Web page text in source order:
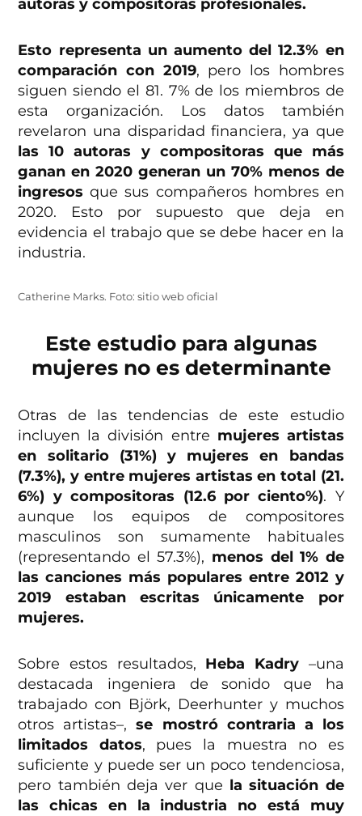
autoras y compositoras profesionales.
Esto representa un aumento del 12.3% en
comparación con 2019, pero los hombres
siguen siendo el 81. 7% de los miembros de
esta organización. Los datos también
revelaron una disparidad financiera, ya que
las 10 autoras y compositoras que más
ganan en 2020 generan un 70% menos de
ingresos que sus compañeros hombres en
2020. Esto por supuesto que deja en
evidencia el trabajo que se debe hacer en la
industria.
Catherine Marks. Foto: sitio web oficial
Este estudio para algunas
mujeres no es determinante
Otras de las tendencias de este estudio
incluyen la división entre mujeres artistas
en solitario (31%) y mujeres en bandas
(7.3%), y entre mujeres artistas en total (21.
6%) y compositoras (12.6 por ciento%). Y
aunque los equipos de compositores
masculinos son sumamente habituales
(representando el 57.3%), menos del 1% de
las canciones más populares entre 2012 y
2019 estaban escritas únicamente por
mujeres.
Sobre estos resultados, Heba Kadry –una
destacada ingeniera de sonido que ha
trabajado con Björk, Deerhunter y muchos
otros artistas–,se mostró contraria a los
limitados datos, pues la muestra no es
suficiente y puede ser un poco tendenciosa,
pero también deja ver que la situación de
las chicas en la industria no está muy